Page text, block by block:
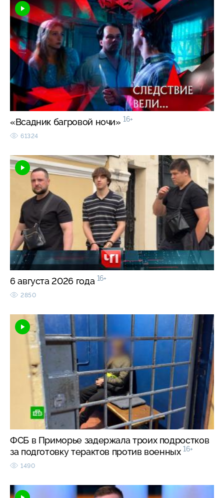
«Всадник багровой ночи» 16+
61324
6 августа 2026 года 16+
2850
ФСБ в Приморье задержала троих подростков
за подготовку терактов против военных 16+
1490